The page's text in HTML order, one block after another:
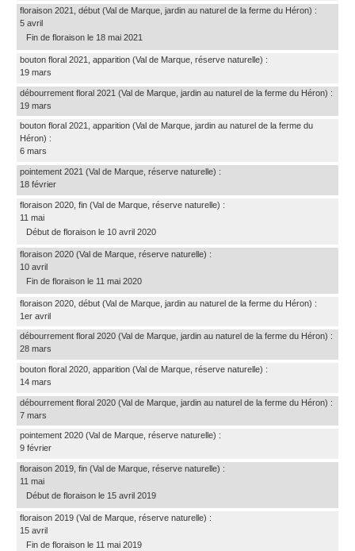
floraison 2021, début (Val de Marque, jardin au naturel de la ferme du Héron) :
5 avril
Fin de floraison le 18 mai 2021
bouton floral 2021, apparition (Val de Marque, réserve naturelle) :
19 mars
débourrement floral 2021 (Val de Marque, jardin au naturel de la ferme du Héron) :
19 mars
bouton floral 2021, apparition (Val de Marque, jardin au naturel de la ferme du
Héron) :
6 mars
pointement 2021 (Val de Marque, réserve naturelle) :
18 février
floraison 2020, fin (Val de Marque, réserve naturelle) :
11 mai
Début de floraison le 10 avril 2020
floraison 2020 (Val de Marque, réserve naturelle) :
10 avril
Fin de floraison le 11 mai 2020
floraison 2020, début (Val de Marque, jardin au naturel de la ferme du Héron) :
1er avril
débourrement floral 2020 (Val de Marque, jardin au naturel de la ferme du Héron) :
28 mars
bouton floral 2020, apparition (Val de Marque, réserve naturelle) :
14 mars
débourrement floral 2020 (Val de Marque, jardin au naturel de la ferme du Héron) :
7 mars
pointement 2020 (Val de Marque, réserve naturelle) :
9 février
floraison 2019, fin (Val de Marque, réserve naturelle) :
11 mai
Début de floraison le 15 avril 2019
floraison 2019 (Val de Marque, réserve naturelle) :
15 avril
Fin de floraison le 11 mai 2019